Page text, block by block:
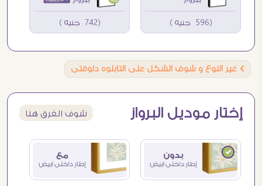
(596 جنيه ) (742 جنيه )
Ö غير النوع و شوف الشكل على التابلوه دلوقتى
إختار موديل البرواز شوف الفرق هنا